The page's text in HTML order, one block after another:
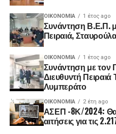
ΟΙΚΟΝΟΜΊΑ 1 έτος ago
Συνάντηση Β.Ε.Π.
Πειραιά,
ΟΙΚΟΝΟΜΊΑ 1 έτος ago
Συνάντηση με τον
Διευθυντή Πειραιά
Λυμπεράτο
ΟΙΚΟΝΟΜΊΑ 2 έτη ago
ΑΣΕΠ -8Κ/2024: Θα
αιτήσεις για τις